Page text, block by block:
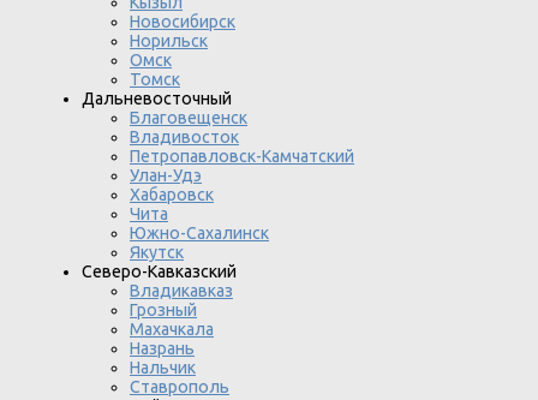
Новосибирск
Норильск
Омск
Томск
Дальневосточный
Благовещенск
Владивосток
Петропавловск-Камчатский
Улан-Удэ
Хабаровск
Чита
Южно-Сахалинск
Якутск
Северо-Кавказский
Владикавказ
Грозный
Махачкала
Назрань
Нальчик
Ставрополь